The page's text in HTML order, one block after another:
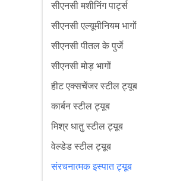
सीएनसी मशीनिंग पार्ट्स
सीएनसी एल्यूमीनियम भागों
सीएनसी पीतल के पुर्जे
सीएनसी मोड़ भागों
हीट एक्सचेंजर स्टील ट्यूब
कार्बन स्टील ट्यूब
मिश्र धातु स्टील ट्यूब
वेल्डेड स्टील ट्यूब
संरचनात्मक इस्पात ट्यूब